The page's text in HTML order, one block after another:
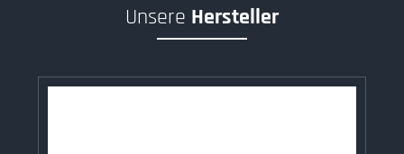
Unsere Hersteller